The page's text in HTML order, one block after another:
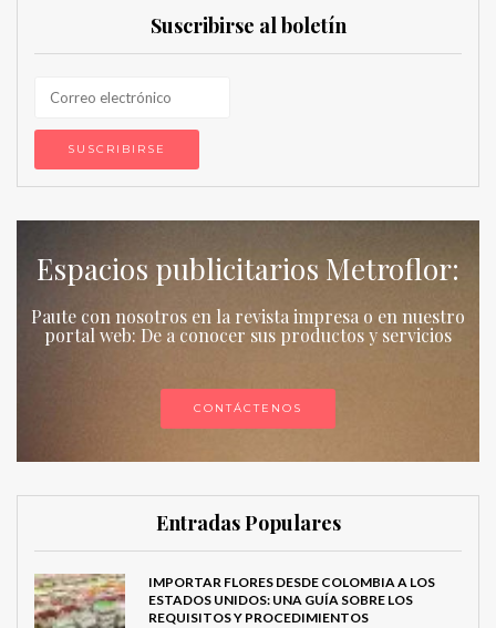
Suscribirse al boletín
Espacios publicitarios Metroflor:
Paute con nosotros en la revista impresa o en nuestro
portal web: De a conocer sus productos y servicios
CONTÁCTENOS
Entradas Populares
IMPORTAR FLORES DESDE COLOMBIA A LOS
ESTADOS UNIDOS: UNA GUÍA SOBRE LOS
REQUISITOS Y PROCEDIMIENTOS